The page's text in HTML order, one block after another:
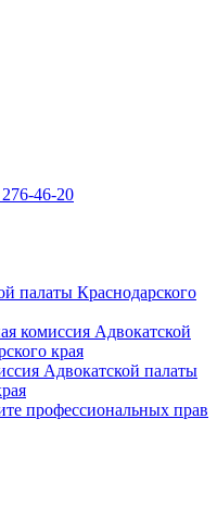
46-20
палаты Краснодарского
комиссия Адвокатской
края
Адвокатской палаты
профессиональных прав